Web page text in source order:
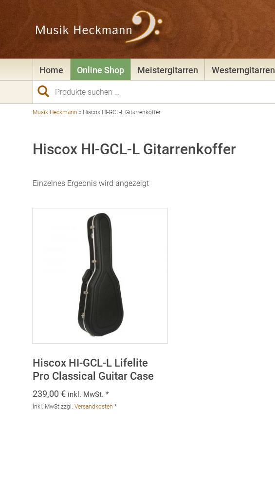
Home Online Shop Meistergitarren Westerngitarren
Suchen
nach:
Musik Heckmann » Hiscox HI-GCL-L Gitarrenkoffer
Hiscox HI-GCL-L Gitarrenkoffer
Einzelnes Ergebnis wird angezeigt
Hiscox HI-GCL-L Lifelite
Pro Classical Guitar Case
239,00€ inkl. MwSt. *
inkl. MwSt.zzgl.Versandkosten *